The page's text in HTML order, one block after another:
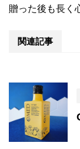
贈った後も長く
関連記事